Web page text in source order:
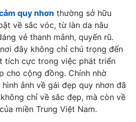
quy nhơn thường sở hữu
về sắc vóc, từ làn da nâu
vẻ thanh mảnh, quyến rũ.
đây không chỉ chú trọng đến
tích cực trong việc phát triển
cho cộng đồng. Chính nhờ
ảnh về gái đẹp quy nhơn đã
chỉ về sắc đẹp, mà còn về
miền Trung Việt Nam.